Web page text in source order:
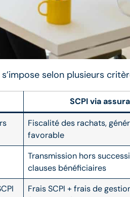
selon plusieurs
SCPI via
Fiscalité des rachats,
favorable
Transmission hors
clauses bénéficiaires
Frais SCPI + frais de